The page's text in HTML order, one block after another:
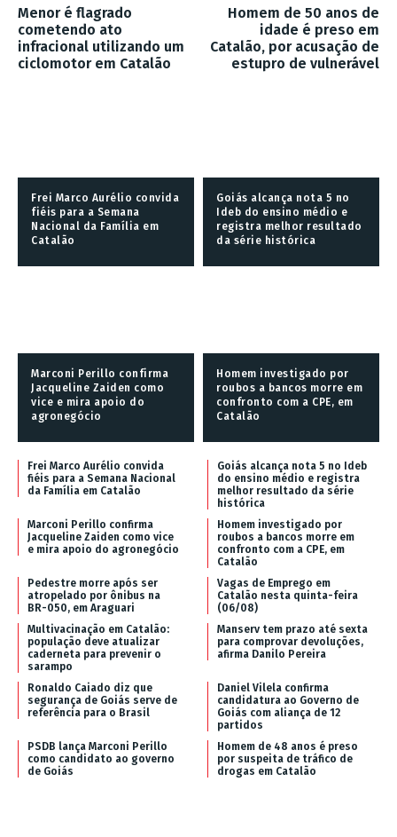
Menor é flagrado
cometendo ato
infracional utilizando um
ciclomotor em Catalão
Homem de 50 anos de
idade é preso em
Catalão, por acusação de
estupro de vulnerável
Frei Marco Aurélio convida
fiéis para a Semana
Nacional da Família em
Catalão
Goiás alcança nota 5 no
Ideb do ensino médio e
registra melhor resultado
da série histórica
Marconi Perillo confirma
Jacqueline Zaiden como
vice e mira apoio do
agronegócio
Homem investigado por
roubos a bancos morre em
confronto com a CPE, em
Catalão
Frei Marco Aurélio convida
fiéis para a Semana Nacional
da Família em Catalão
Goiás alcança nota 5 no Ideb
do ensino médio e registra
melhor resultado da série
histórica
Marconi Perillo confirma
Jacqueline Zaiden como vice
e mira apoio do agronegócio
Homem investigado por
roubos a bancos morre em
confronto com a CPE, em
Catalão
Pedestre morre após ser
atropelado por ônibus na
BR-050, em Araguari
Vagas de Emprego em
Catalão nesta quinta-feira
(06/08)
Multivacinação em Catalão:
população deve atualizar
caderneta para prevenir o
sarampo
Manserv tem prazo até sexta
para comprovar devoluções,
afirma Danilo Pereira
Ronaldo Caiado diz que
segurança de Goiás serve de
referência para o Brasil
Daniel Vilela confirma
candidatura ao Governo de
Goiás com aliança de 12
partidos
PSDB lança Marconi Perillo
como candidato ao governo
de Goiás
Homem de 48 anos é preso
por suspeita de tráfico de
drogas em Catalão